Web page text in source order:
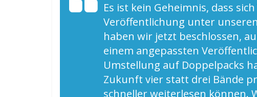
Es ist kein Geheimnis, dass
Veröffentlichung unter
haben wir jetzt beschlossen,
einem angepassten
Umstellung auf Doppelpacks
Zukunft vier statt drei Bände
schneller weiterlesen können.